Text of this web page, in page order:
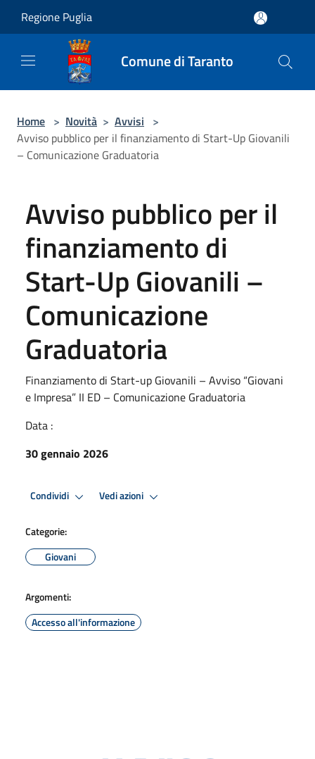
Regione Puglia
Comune di Taranto
Home > Novità > Avvisi >
Avviso pubblico per il finanziamento di Start-Up Giovanili
– Comunicazione Graduatoria
Avviso pubblico per il
finanziamento di
Start-Up Giovanili –
Comunicazione
Graduatoria
Finanziamento di Start-up Giovanili – Avviso “Giovani
e Impresa” II ED – Comunicazione Graduatoria
Data :
30 gennaio 2026
Condividi Vedi azioni
Categorie:
Giovani
Argomenti:
Accesso all'informazione